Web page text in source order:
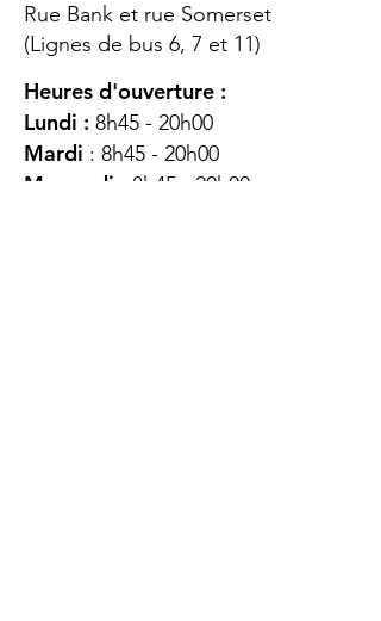
Rue Bank et rue Somerset
(Lignes de bus 6, 7 et 11)
Heures d'ouverture :
Lundi : 8h45 - 20h00
Mardi : 8h45 - 20h00
Mercredi : 8h45 - 20h00